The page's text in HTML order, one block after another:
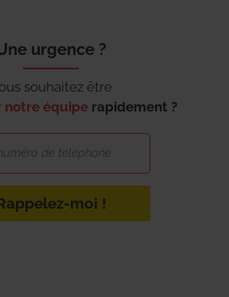
urgence ?
souhaitez être
notre équipe rapidement ?
moi !